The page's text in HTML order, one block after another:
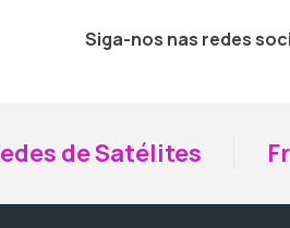
Siga-nos nas redes
de Satélites